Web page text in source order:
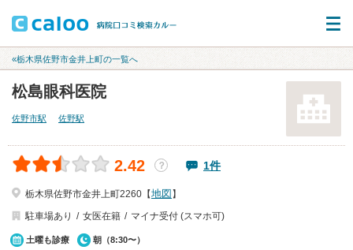
«栃木県佐野市金井上町の一覧へ
松島眼科医院
佐野市駅 佐野駅
2.42 ？ 1件
栃木県佐野市金井上町2260【地図 】
駐車場あり
女医在籍 マイナ受付 (スマホ可)
土曜も診療 朝（8:30〜）